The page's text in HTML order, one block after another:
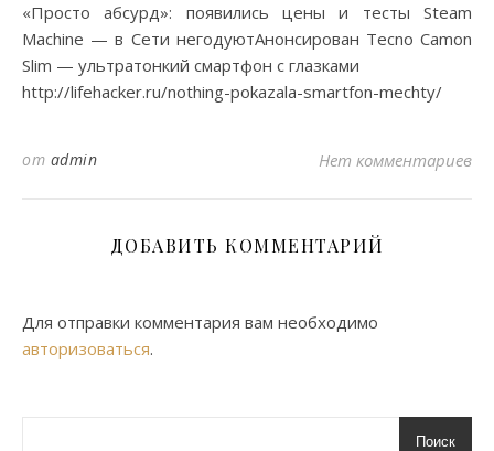
«Просто абсурд»: появились цены и тесты Steam
Machine — в Сети негодуютАнонсирован Tecno Camon
Slim — ультратонкий смартфон с глазками
http://lifehacker.ru/nothing-pokazala-smartfon-mechty/
от admin Нет комментариев
ДОБАВИТЬ КОММЕНТАРИЙ
Для отправки комментария вам необходимо
авторизоваться.
Поиск